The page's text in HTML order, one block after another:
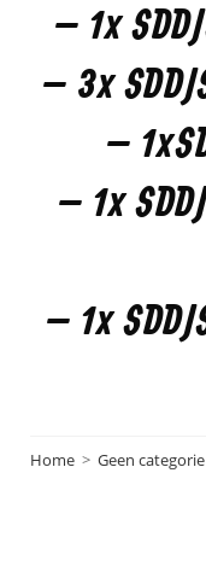
– 1x
– 3x
– 1x
– 1x
– 1x
Home > Geen categorie